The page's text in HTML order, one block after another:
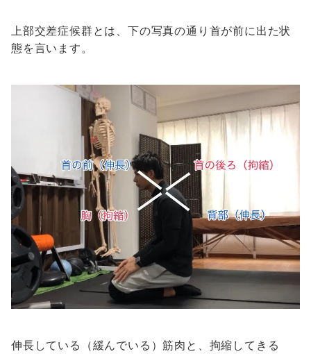
上部交差症候群とは、下の写真の通り首が前に出た状
態を言います。
伸長している（緩んでいる）筋肉と、拘縮してきる